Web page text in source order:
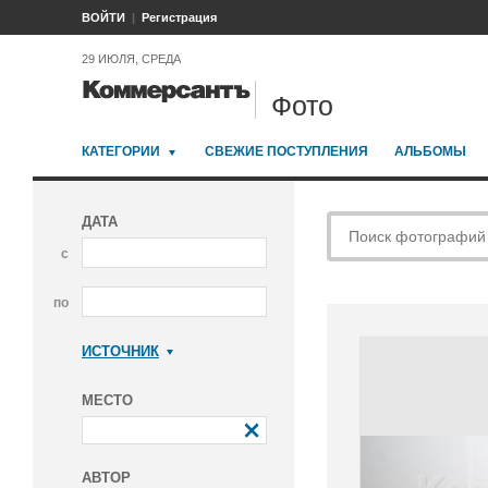
ВОЙТИ Регистрация
29 ИЮЛЯ, СРЕДА
Фото
КАТЕГОРИИ СВЕЖИЕ ПОСТУПЛЕНИЯ АЛЬБОМЫ
ДАТА
с
по
ИСТОЧНИК
МЕСТО
АВТОР